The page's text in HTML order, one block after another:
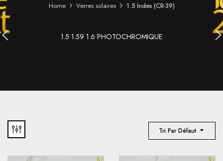
Home Verres solaires 1.5 Index (CR-39)
1.5 1.59 1.6 PHOTOCHROMIQUE
Tri Par Défaut